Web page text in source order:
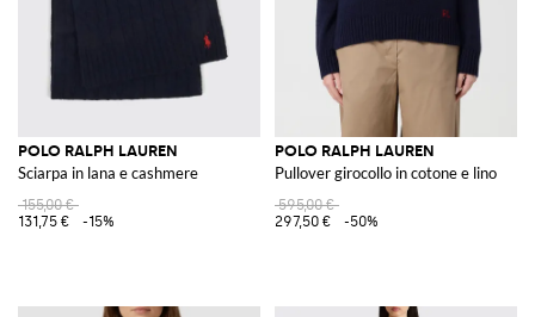
POLO RALPH LAUREN
Sciarpa in lana e cashmere
155,00 €
131,75 €
-15%
POLO RALPH LAUREN
Pullover girocollo in cotone e lino
595,00 €
297,50 €
-50%